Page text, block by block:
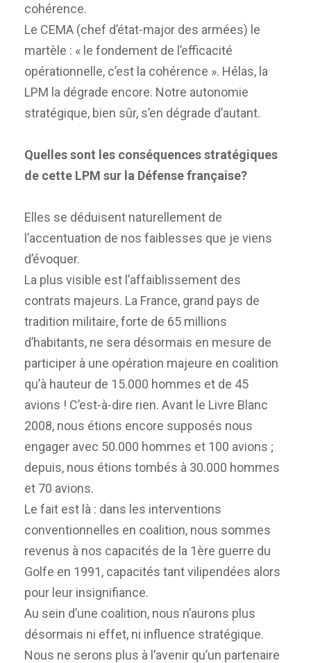
cohérence.
Le CEMA (chef d’état-major des armées) le
martèle : « le fondement de l’efficacité
opérationnelle, c’est la cohérence ». Hélas, la
LPM la dégrade encore. Notre autonomie
stratégique, bien sûr, s’en dégrade d’autant.
Quelles sont les conséquences stratégiques
de cette LPM sur la Défense française?
Elles se déduisent naturellement de
l’accentuation de nos faiblesses que je viens
d’évoquer.
La plus visible est l’affaiblissement des
contrats majeurs. La France, grand pays de
tradition militaire, forte de 65 millions
d’habitants, ne sera désormais en mesure de
participer à une opération majeure en coalition
qu’à hauteur de 15.000 hommes et de 45
avions ! C’est-à-dire rien. Avant le Livre Blanc
2008, nous étions encore supposés nous
engager avec 50.000 hommes et 100 avions ;
depuis, nous étions tombés à 30.000 hommes
et 70 avions.
Le fait est là : dans les interventions
conventionnelles en coalition, nous sommes
revenus à nos capacités de la 1ère guerre du
Golfe en 1991, capacités tant vilipendées alors
pour leur insignifiance.
Au sein d’une coalition, nous n’aurons plus
désormais ni effet, ni influence stratégique.
Nous ne serons plus à l’avenir qu’un partenaire